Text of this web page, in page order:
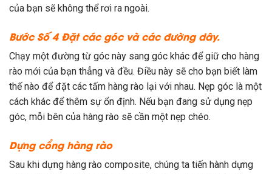
của bạn sẽ không thể rơi ra ngoài.
Bước Số 4Đặt các góc và các đường dây.
Chạy một đường từ góc này sang góc khác để giữ cho hàng
rào mới của bạn thẳng và đều. Điều này sẽ cho bạn biết làm
thế nào để đặt các tấm hàng rào lại với nhau. Nẹp góc là một
cách khác để thêm sự ổn định. Nếu bạn đang sử dụng nẹp
góc, mỗi bên của hàng rào sẽ cần một nẹp chéo.
Dựng cổng hàng rào
Sau khi dựng hàng rào composite, chúng ta tiến hành dựng